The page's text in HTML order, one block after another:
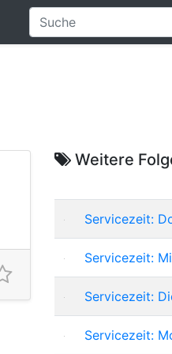
Weitere
Servicezeit:
Servicezeit:
Servicezeit:
Servicezeit: